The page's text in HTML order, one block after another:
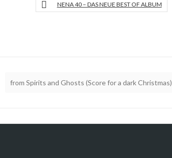
NENA 40 – DAS NEUE BEST OF ALBUM
from Spirits and Ghosts (Score for a dark Christmas)